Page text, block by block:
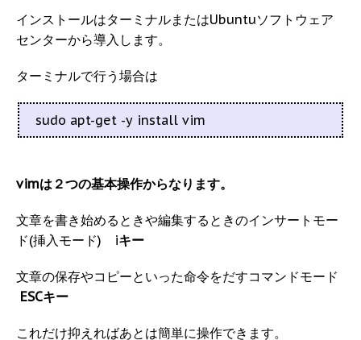
インストールはターミナルまたはUbuntuソフトウェア
センターから導入します。
ターミナルで行う場合は
sudo apt-get -y install vim
vimは２つの基本操作からなります。
文章を書き始めるときや編集するときのインサートモー
ド(挿入モード) iキー
文章の保存やコピーといった命令をだすコマンドモード
ESCキー
これだけ抑えればあとは簡単に操作できます。